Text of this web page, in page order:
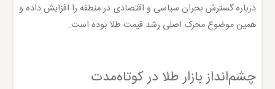
درباره گسترش بحران سیاسی و اقتصادی در منطقه را افزایش داده و
همین موضوع محرک اصلی رشد قیمت طلا بوده است.
چشم‌انداز بازار طلا در کوتاه‌مدت